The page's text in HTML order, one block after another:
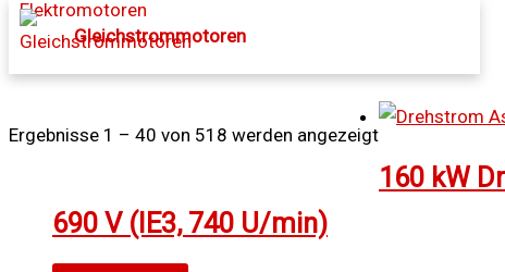
Gleichstrommotoren
Ergebnisse 1 – 40 von 518 werden angezeigt
160 kW
690 V (IE3, 740 U/min)